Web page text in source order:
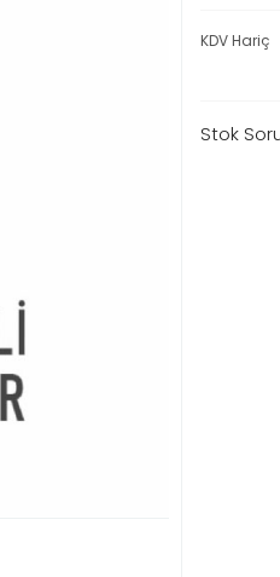
KDV Hariç
Stok